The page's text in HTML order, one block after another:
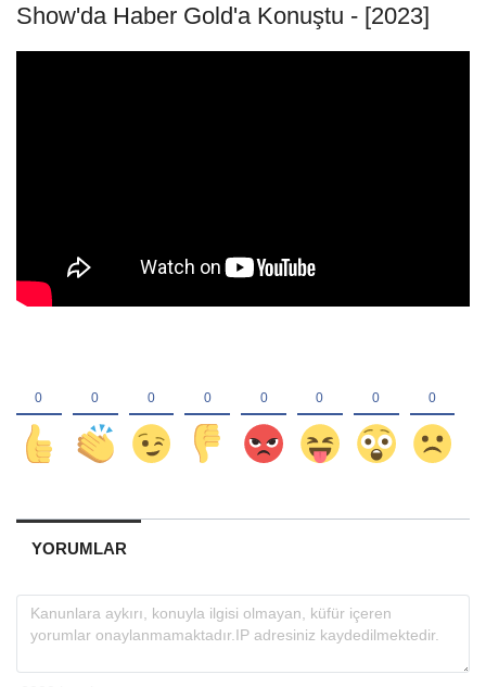
Show'da Haber Gold'a Konuştu - [2023]
YORUMLAR